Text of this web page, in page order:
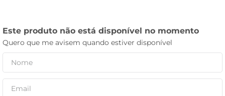
leite pó